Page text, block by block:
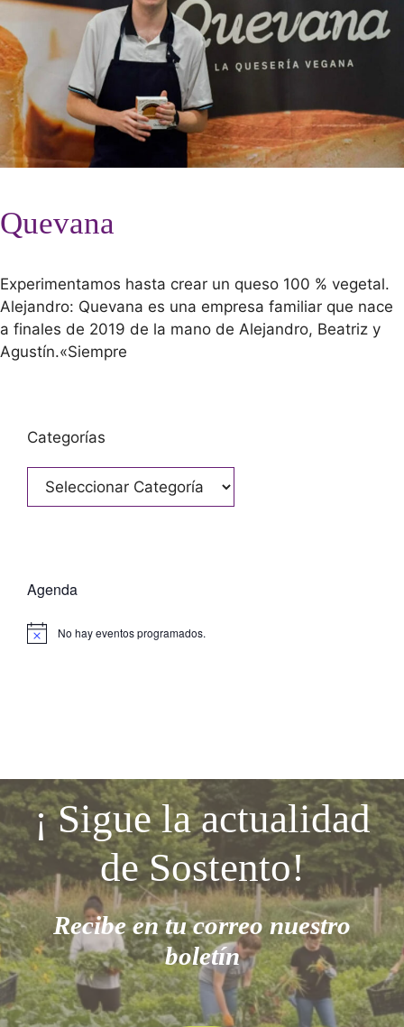
Quevana
Experimentamos hasta crear un queso 100 % vegetal.
Alejandro: Quevana es una empresa familiar que nace
a finales de 2019 de la mano de Alejandro, Beatriz y
Agustín.«Siempre
Categorías
Categorías
Agenda
No hay eventos programados.
¡ Sigue la actualidad
de Sostento!
Recibe en tu correo nuestro
boletín